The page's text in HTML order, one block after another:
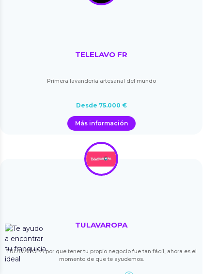
TELELAVO FR
Primera lavandería artesanal del mundo
Desde 75.000 €
Más información
TULAVAROPA
TULAVAROPA por que tener tu propio negocio fue tan fácil, ahora es el
momento de que te ayudemos.